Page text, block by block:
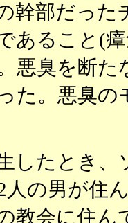
幹部だった
あること(
悪臭を断
た。悪臭の
したとき、
人の男が住
教会に住ん